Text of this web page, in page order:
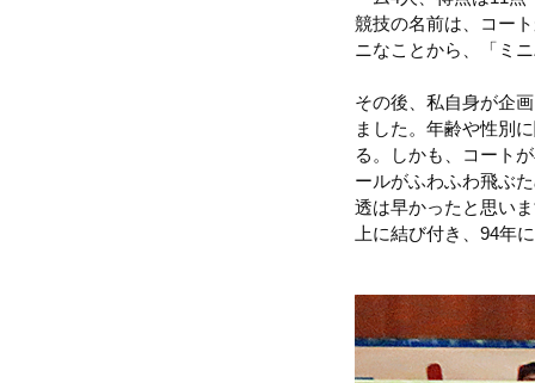
競技の名前は、コー
ニなことから、「ミ
その後、私自身が企
ました。年齢や性別
る。しかも、コート
ールがふわふわ飛ぶ
透は早かったと思い
上に結び付き、94年